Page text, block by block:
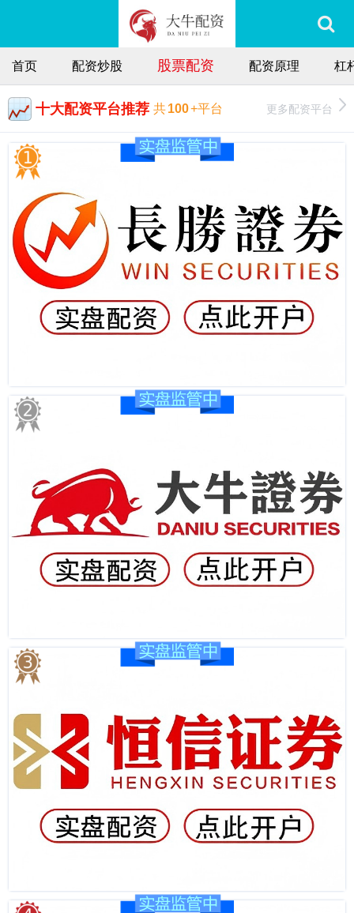
首页 配资炒股 股票配资 配资原理 杠
十大配资平台推荐 共100+平台 更多配资平台